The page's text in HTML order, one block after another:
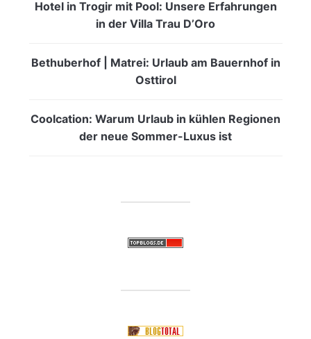
Hotel in Trogir mit Pool: Unsere Erfahrungen
in der Villa Trau D’Oro
Bethuberhof | Matrei: Urlaub am Bauernhof in
Osttirol
Coolcation: Warum Urlaub in kühlen Regionen
der neue Sommer-Luxus ist